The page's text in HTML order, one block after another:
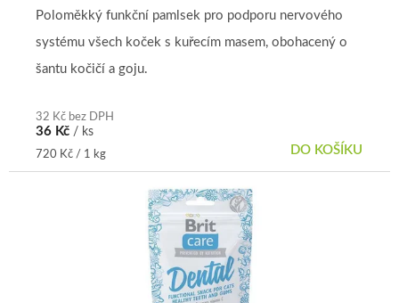
32 Kč bez DPH
36 Kč / ks
Měrná
cena:
720 Kč / 1 kg DO KOŠÍKU
Poloměkký funkční pamlsek pro podporu nervového
systému všech koček s kuřecím masem, obohacený o
šantu kočičí a goju.